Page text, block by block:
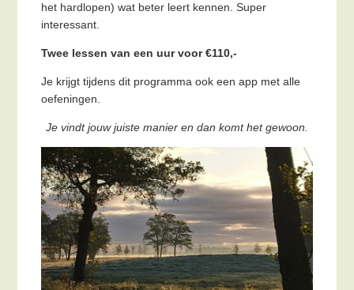
het hardlopen) wat beter leert kennen. Super
interessant.
Twee lessen van een uur voor €110,-
Je krijgt tijdens dit programma ook een app met alle
oefeningen.
Je vindt jouw juiste manier en dan komt het gewoon.